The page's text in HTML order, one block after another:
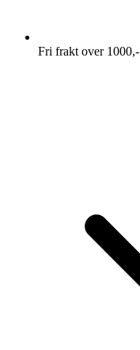
Fri frakt over 1000,-